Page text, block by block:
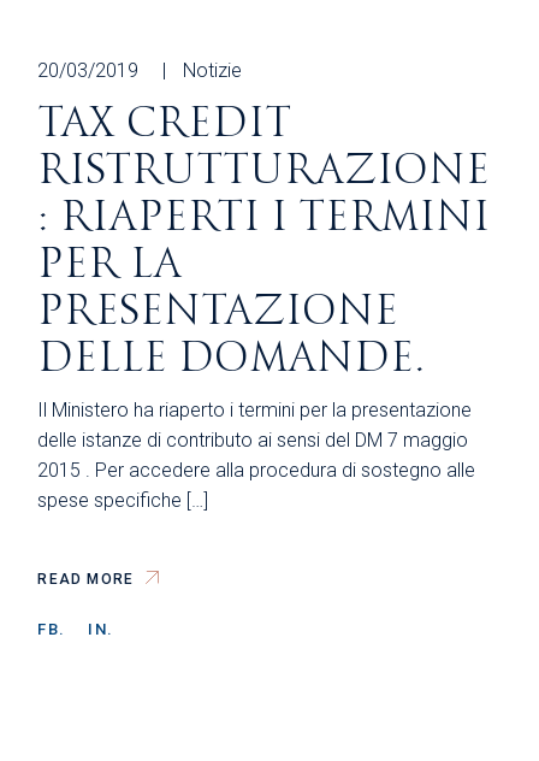
20/03/2019 Notizie
TAX CREDIT
RISTRUTTURAZIONE
: RIAPERTI I TERMINI
PER LA
PRESENTAZIONE
DELLE DOMANDE.
Il Ministero ha riaperto i termini per la presentazione
delle istanze di contributo ai sensi del DM 7 maggio
2015 . Per accedere alla procedura di sostegno alle
spese specifiche […]
READ MORE
FB. IN.